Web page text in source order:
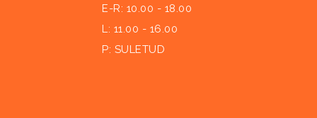
E-R: 10.00 - 18.00
L: 11.00 - 16.00
P: SULETUD